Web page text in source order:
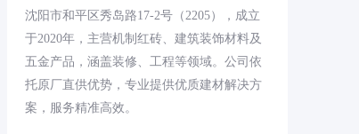
沈阳市和平区秀岛路17-2号（2205），成立
于2020年，主营机制红砖、建筑装饰材料及
五金产品，涵盖装修、工程等领域。公司依
托原厂直供优势，专业提供优质建材解决方
案，服务精准高效。